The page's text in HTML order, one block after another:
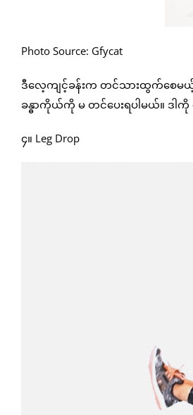
Photo Source: Gfycat
ဒီလေ့ကျင့်ခန်းက တင်သားထွက်စေမ
ခန္ဓာကိုယ်ကို မ တင်ပေးရပါမယ်။ ဒ
၄။ Leg Drop